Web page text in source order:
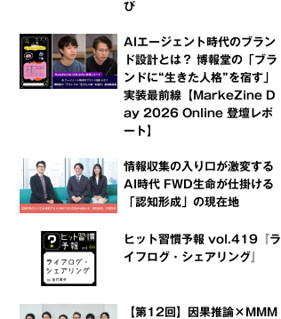
び
AIエージェント時代のブラン
ド設計とは？ 博報堂の「ブラ
ンドに“生きた人格”を宿す」
実装最前線【MarkeZine D
ay 2026 Online 登壇レポ
ート】
情報収集の入り口が激変する
AI時代 FWD生命が仕掛ける
「認知形成」の現在地
ヒット習慣予報 vol.419『ラ
イフログ・シェアリング』
【第12回】因果推論×MMM